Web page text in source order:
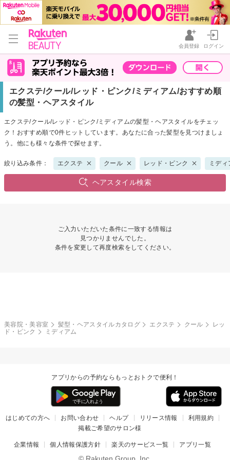
会員登録 ログイン
エクステ/クール/レッド・ピンク/ミディアム/おすすめ順
の髪型・ヘアスタイル
エクステ/クール/レッド・ピンク/ミディアムの髪型・ヘアスタイルをチェッ
ク！おすすめ順で0件ヒットしています。あなたに合った髪型を見つけましょ
う。他にも様々な条件で探せます。
絞り込み条件： エクステ クール レッド・ピンク ミディ
ヘアスタイル検索
ご入力いただいた条件に一致する情報は
見つかりませんでした。
条件を変更して再度検索をしてください。
美容院・美容室 髪型・ヘアスタイルカタログ エクステ クール
レッ
ド・ピンク
ミディアム
アプリからの予約ならもっとおトクで便利！
はじめての方へ お問い合わせ ヘルプ リリース情報
利用規約
掲載ご希望のサロン様
企業情報 個人情報保護方針 楽天のサービス一覧 アプリ一覧